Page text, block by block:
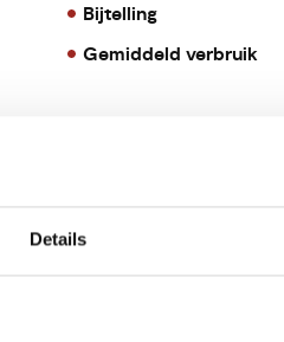
Details
Bijtelling
Gemiddeld verbruik